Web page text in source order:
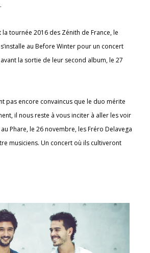
la tournée 2016 des Zénith de France, le
au Before Winter pour un concert
la sortie de leur second album, le 27
pas encore convaincus que le duo mérite
il nous reste à vous inciter à aller les voir
Phare, le 26 novembre, les Fréro Delavega
musiciens. Un concert où ils cultiveront